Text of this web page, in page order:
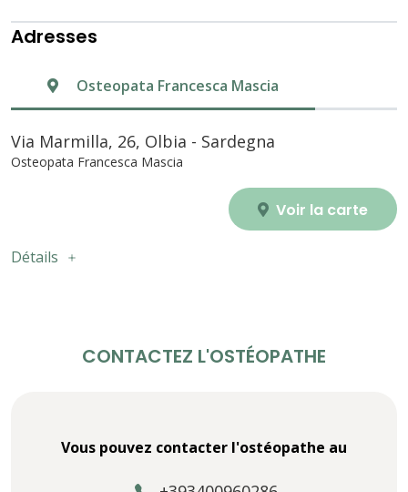
Adresses
Osteopata Francesca Mascia
Via Marmilla, 26, Olbia - Sardegna
Osteopata Francesca Mascia
Voir la carte
Détails
CONTACTEZ L'OSTÉOPATHE
Vous pouvez contacter l'ostéopathe au